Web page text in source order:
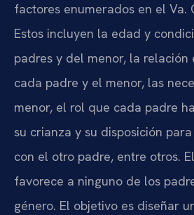
factores enumerados en el Va.
Estos incluyen la edad y
padres y del menor, la relación
cada padre y el menor, las
menor, el rol que cada padre
su crianza y su disposición
con el otro padre, entre otros.
favorece a ninguno de los
género. El objetivo es diseñar